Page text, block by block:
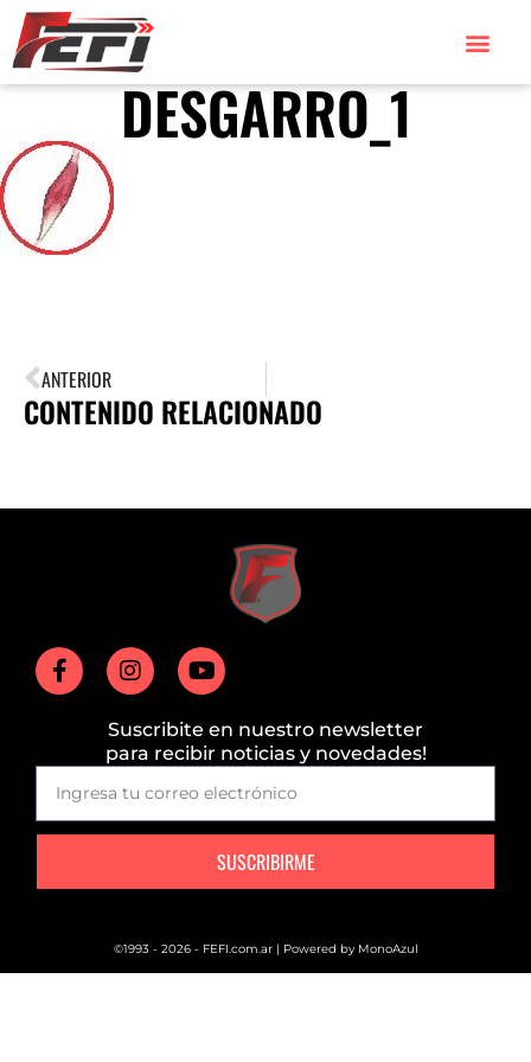
DESGARRO_1
ANTERIOR
CONTENIDO RELACIONADO
Suscribite en nuestro newsletter
para recibir noticias y novedades!
SUSCRIBIRME
©1993 - 2026 - FEFI.com.ar | Powered by MonoAzul